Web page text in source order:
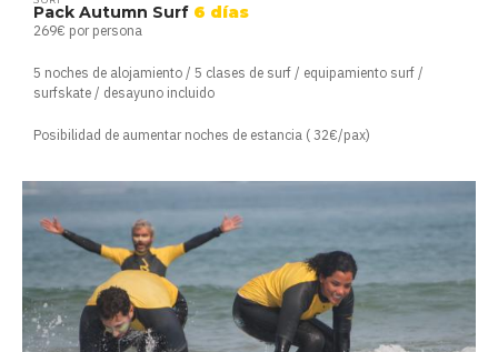
Pack Autumn Surf 6 días
269€ por persona
5 noches de alojamiento / 5 clases de surf / equipamiento surf /
surfskate / desayuno incluido
Posibilidad de aumentar noches de estancia ( 32€/pax)